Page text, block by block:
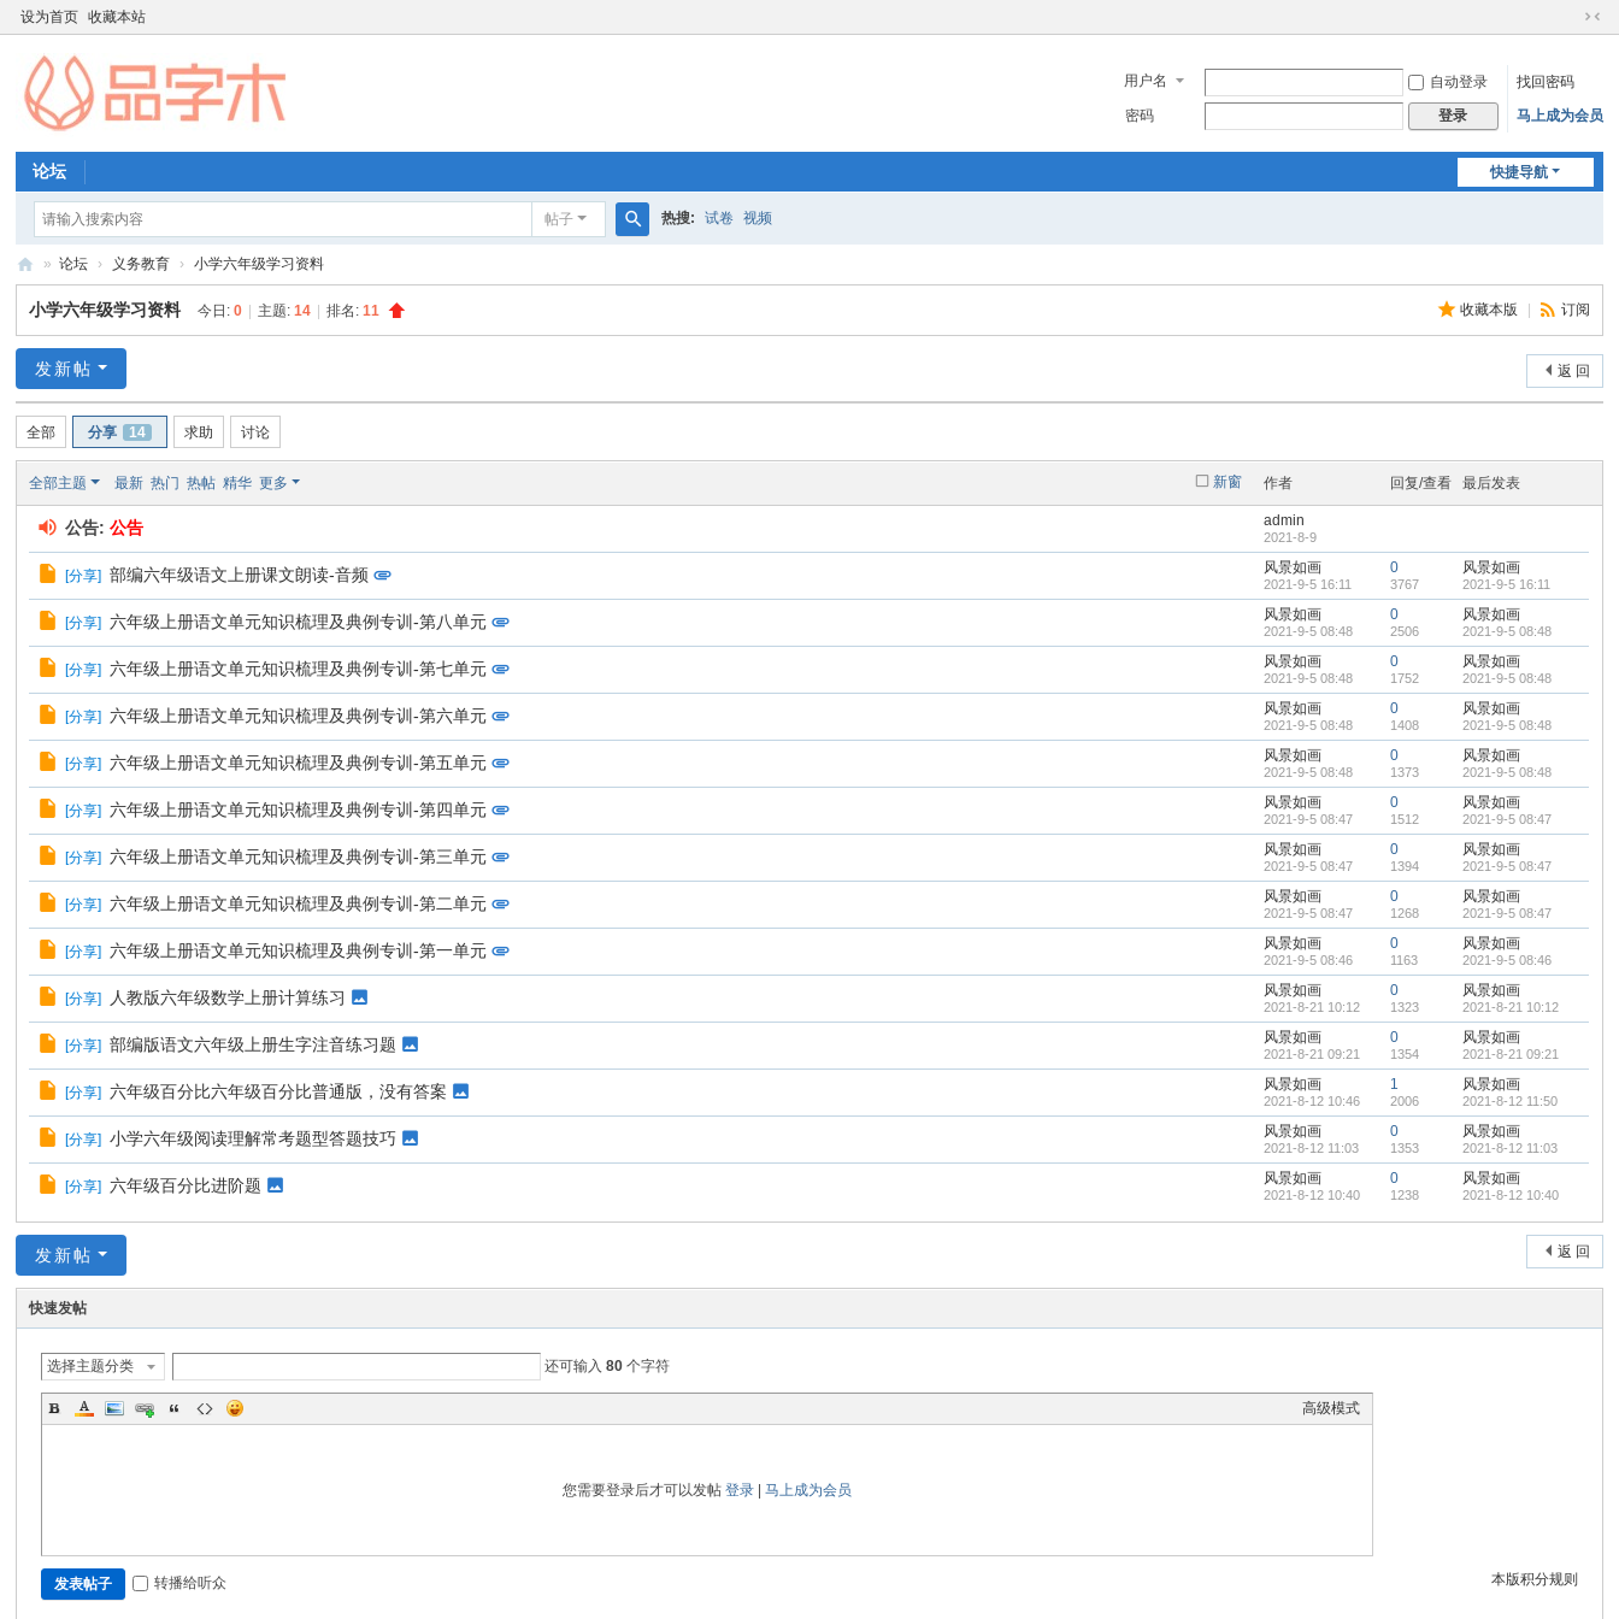
设为首页 收藏本站
切
窄
版
用户名 自动登录
找回密码
密码
登录 马上成为会员
快捷导航
论坛
帖子
索
热搜: 试卷 视频
字
教
育
资
源
» 论坛 › 义务教育 › 小学六年级学习资料
收藏本版 订阅
小学六年级学习资料 今日:0 主题:14 排名:11
返 回
发新帖
全部 分享 14 求助 讨论
新窗
全部主题 最新 热门 热帖 精华 更多 作者 回复/查看 最后发表
公告:公告 admin
2021-8-9
[分享] 部编六年级语文上册课文朗读-音频 风景如画
2021-9-5 16:11
0
3767
风景如画
2021-9-5 16:11
[分享] 六年级上册语文单元知识梳理及典例专训-第八单元 风景如画
2021-9-5 08:48
0
2506
风景如画
2021-9-5 08:48
[分享] 六年级上册语文单元知识梳理及典例专训-第七单元 风景如画
2021-9-5 08:48
0
1752
风景如画
2021-9-5 08:48
[分享] 六年级上册语文单元知识梳理及典例专训-第六单元 风景如画
2021-9-5 08:48
0
1408
风景如画
2021-9-5 08:48
[分享] 六年级上册语文单元知识梳理及典例专训-第五单元 风景如画
2021-9-5 08:48
0
1373
风景如画
2021-9-5 08:48
[分享] 六年级上册语文单元知识梳理及典例专训-第四单元 风景如画
2021-9-5 08:47
0
1512
风景如画
2021-9-5 08:47
[分享] 六年级上册语文单元知识梳理及典例专训-第三单元 风景如画
2021-9-5 08:47
0
1394
风景如画
2021-9-5 08:47
[分享] 六年级上册语文单元知识梳理及典例专训-第二单元 风景如画
2021-9-5 08:47
0
1268
风景如画
2021-9-5 08:47
[分享] 六年级上册语文单元知识梳理及典例专训-第一单元 风景如画
2021-9-5 08:46
0
1163
风景如画
2021-9-5 08:46
[分享] 人教版六年级数学上册计算练习 风景如画
2021-8-21 10:12
0
1323
风景如画
2021-8-21 10:12
[分享] 部编版语文六年级上册生字注音练习题 风景如画
2021-8-21 09:21
0
1354
风景如画
2021-8-21 09:21
[分享] 六年级百分比六年级百分比普通版，没有答案 风景如画
2021-8-12 10:46
1
2006
风景如画
2021-8-12 11:50
[分享] 小学六年级阅读理解常考题型答题技巧 风景如画
2021-8-12 11:03
0
1353
风景如画
2021-8-12 11:03
[分享] 六年级百分比进阶题 风景如画
2021-8-12 10:40
0
1238
风景如画
2021-8-12 10:40
返 回
发新帖
快速发帖
选择主题分类 还可输入80 个字符
高级模式
您需要登录后才可以发帖 登录| 马上成为会员
本版积分规则
发表帖子 转播给听众